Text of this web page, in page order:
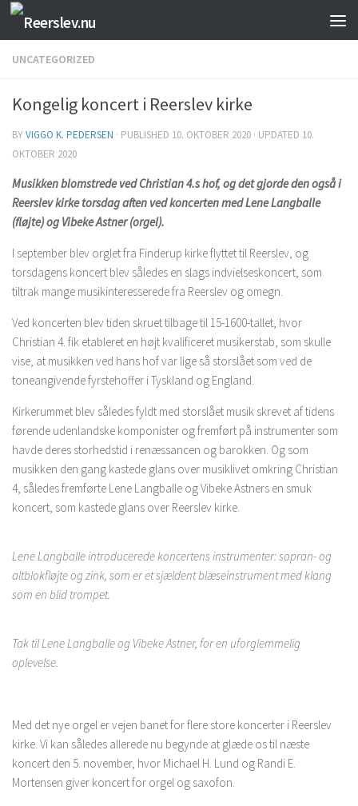
Skip to content
UNCATEGORIZED
Kongelig koncert i Reerslev kirke
BYVIGGO K. PEDERSEN · PUBLISHED 10. OKTOBER 2020 · UPDATED 10.
OKTOBER 2020
Musikken blomstrede ved Christian 4.s hof, og det gjorde den også i
Reerslev kirke torsdag aften ved koncerten med Lene Langballe
(fløjte) og Vibeke Astner (orgel).
I september blev orglet fra Finderup kirke flyttet til Reerslev, og
torsdagens koncert blev således en slags indvielseskoncert, som
tiltrak mange musikinteresserede fra Reerslev og omegn.
Ved koncerten blev tiden skruet tilbage til 15-1600-tallet, hvor
Christian 4. fik etableret en højt kvalificeret musikerstab, som skulle
vise, at musikken ved hans hof var lige så storslået som ved de
toneangivende fyrstehoffer i Tyskland og England.
Kirkerummet blev således fyldt med storslået musik skrevet af tidens
førende udenlandske komponister og fremført på instrumenter som
havde deres storhedstid i renæssancen og barokken. Og som
musikken den gang kastede glans over musiklivet omkring Christian
4, således fremførte Lene Langballe og Vibeke Astners en smuk
koncert, som kastede glans over Reerslev kirke.
Lene Langballe introducerede koncertens instrumenter: sopran- og
altblokfløjte og zink, som er et sjældent blæseinstrument med klang
som en blid trompet.
Tak til Lene Langballe og Vibeke Astner, for en uforglemmelig
oplevelse.
Med det nye orgel er vejen banet for flere store koncerter i Reerslev
kirke. Vi kan således allerede nu begynde at glæde os til næste
koncert den 5. november, hvor Michael H. Lund og Randi E.
Mortensen giver koncert for orgel og saxofon.